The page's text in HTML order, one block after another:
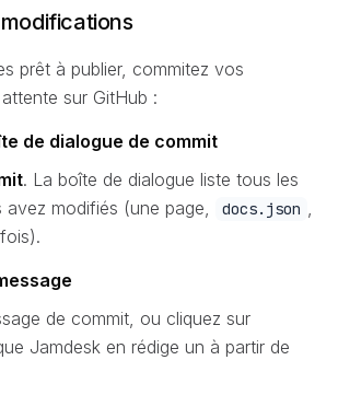
prêt à publier, commitez vos
sur GitHub :
de dialogue de commit
. La boîte de dialogue liste tous les
modifiés (une page,
docs.json
de commit, ou cliquez sur
Jamdesk en rédige un à partir de